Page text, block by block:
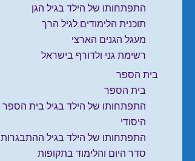
התפתחותו של הילד בגיל הגן
תוכנית הלימודים לגיל הרך
מעגל הגנים הארצי
רשימת גני ולדורף בישראל
בית הספר
בית הספר
התפתחותו של הילד בגיל בית הספר
היסודי
התפתחותו של הילד בגיל ההתבגרות
סדר היום והלימוד בתקופות